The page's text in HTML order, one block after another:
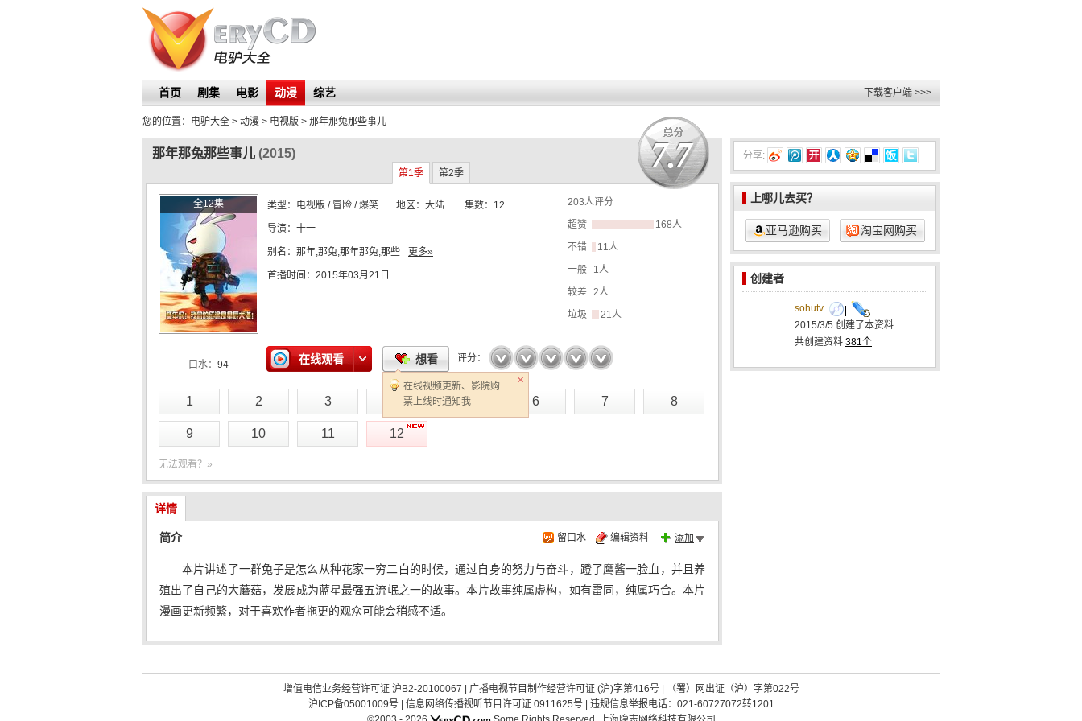
首页 剧集 电影 动漫 综艺 下载客户端 >>>
您的位置： 电驴大全 > 动漫 > 电视版 > 那年那兔那些事儿
那年那兔那些事儿 (2015)
第1季 第2季
全12集 类型： 电视版 / 冒险 / 爆笑 地区： 大陆 集数： 12
导演： 十一
别名： 那年,那兔,那年那兔,那些 更多»
首播时间： 2015年03月21日
203人评分
超赞
168人
不错
11人
一般
1人
较差 2人
垃圾
21人
口水： 94 在线观看 想看
在线视频更新、影院购
票上线时通知我
评分：
☆ ☆ ☆ ☆ ☆
1 2 3 5 6 7 8
9 10 11 12
无法观看？»
7.7
详情
简介 添加
编辑资料
留口水
本片讲述了一群兔子是怎么从种花家一穷二白的时候，通过自身的努力与奋斗，蹬了鹰酱一脸血，并且养
殖出了自己的大蘑菇，发展成为蓝星最强五流氓之一的故事。本片故事纯属虚构，如有雷同，纯属巧合。本片
漫画更新频繁，对于喜欢作者拖更的观众可能会稍感不适。
分享:
上哪儿去买？
亚马逊购买 淘宝网购买
创建者
sohutv
2015/3/5 创建了本资料
共创建资料 381个
增值电信业务经营许可证 沪B2-20100067 广播电视节目制作经营许可证 (沪)字第416号| （署）网出证（沪）字第022号
沪ICP备05001009号| 信息网络传播视听节目许可证 0911625号| 违规信息举报电话：021-60727072转1201